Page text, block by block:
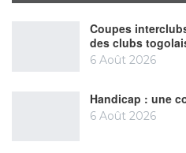
Coupes
des clubs
6 Août 2026
Handicap : une
6 Août 2026